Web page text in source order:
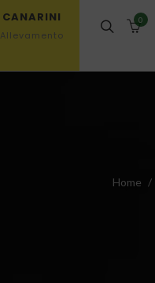
0
CANARINI
Allevamento
Home